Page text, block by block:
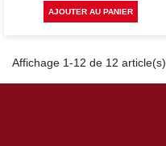
AJOUTER AU PANIER
Affichage 1-12 de 12 article(s)